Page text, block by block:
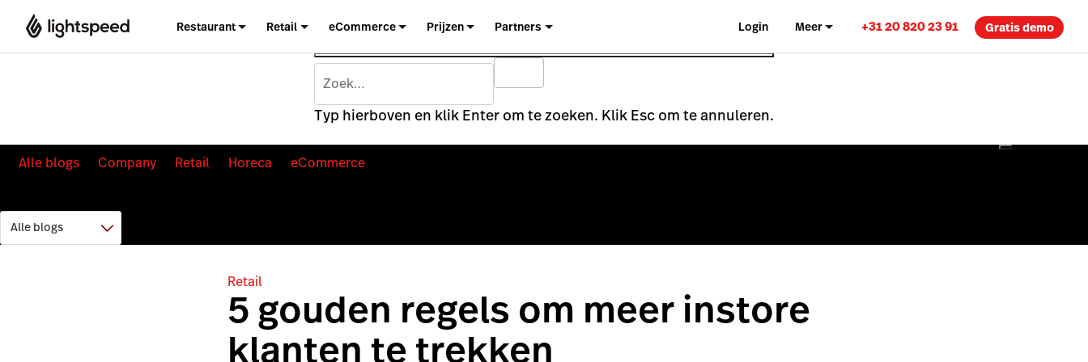
Restaurant Retail eCommerce Prijzen Partners Login Meer +31 20 820 23 91 Gratis demo
Typ hierboven en klik Enter om te zoeken. Klik Esc om te annuleren.
Alle blogs Company Retail Horeca eCommerce
Retail
5 gouden regels om meer instore
klanten te trekken